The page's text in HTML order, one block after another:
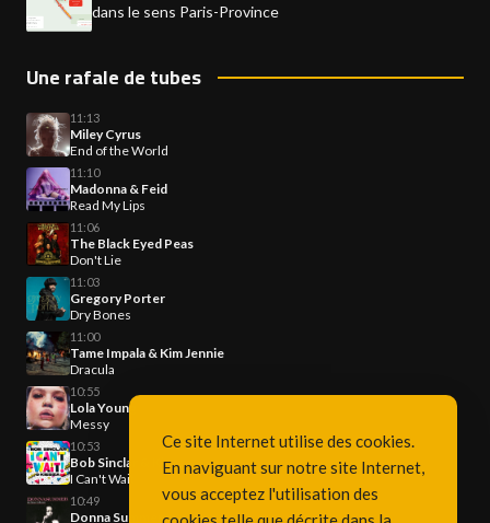
dans le sens Paris-Province
Une rafale de tubes
11:13
Miley Cyrus
End of the World
11:10
Madonna & Feid
Read My Lips
11:06
The Black Eyed Peas
Don't Lie
11:03
Gregory Porter
Dry Bones
11:00
Tame Impala & Kim Jennie
Dracula
10:55
Lola Young
Messy
10:53
Bob Sinclar & Kiesza
I Can't Wait
10:49
Donna Summer
Ce site Internet utilise des cookies.
En naviguant sur notre site Internet,
vous acceptez l'utilisation des